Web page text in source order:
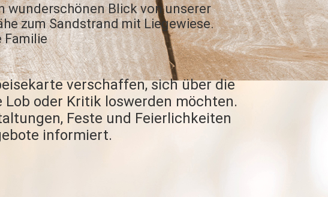
wunderschönen Blickvon unserer
zum Sandstrand mit Liegewiese.
Familie
verschaffen, sich über die
oder Kritik loswerden möchten.
Feste und Feierlichkeiten
informiert.